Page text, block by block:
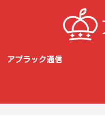
アプラック通信